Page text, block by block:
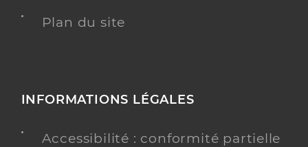
Plan du site
INFORMATIONS LÉGALES
Accessibilité : conformité partielle